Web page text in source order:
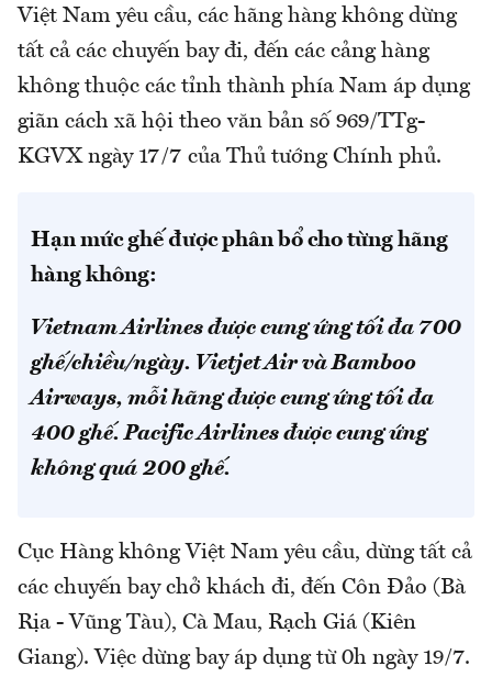
Việt Nam yêu cầu, các hãng hàng không dừng
tất cả các chuyến bay đi, đến các cảng hàng
không thuộc các tỉnh thành phía Nam áp dụng
giãn cách xã hội theo văn bản số 969/TTg-
KGVX ngày 17/7 của Thủ tướng Chính phủ.
Hạn mức ghế được phân bổ cho từng hãng
hàng không:
Vietnam Airlines được cung ứng tối đa 700
ghế/chiều/ngày. Vietjet Air và Bamboo
Airways, mỗi hãng được cung ứng tối đa
400 ghế. Pacific Airlines được cung ứng
không quá 200 ghế.
Cục Hàng không Việt Nam yêu cầu, dừng tất cả
các chuyến bay chở khách đi, đến Côn Đảo (Bà
Rịa - Vũng Tàu), Cà Mau, Rạch Giá (Kiên
Giang). Việc dừng bay áp dụng từ 0h ngày 19/7.